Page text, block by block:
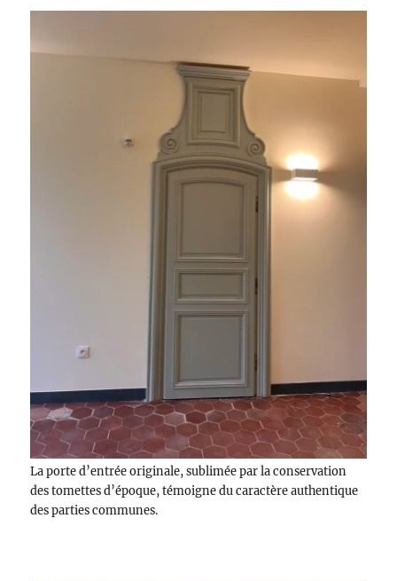
La porte d’entrée originale, sublimée par la conservation
des tomettes d’époque, témoigne du caractère authentique
des parties communes.